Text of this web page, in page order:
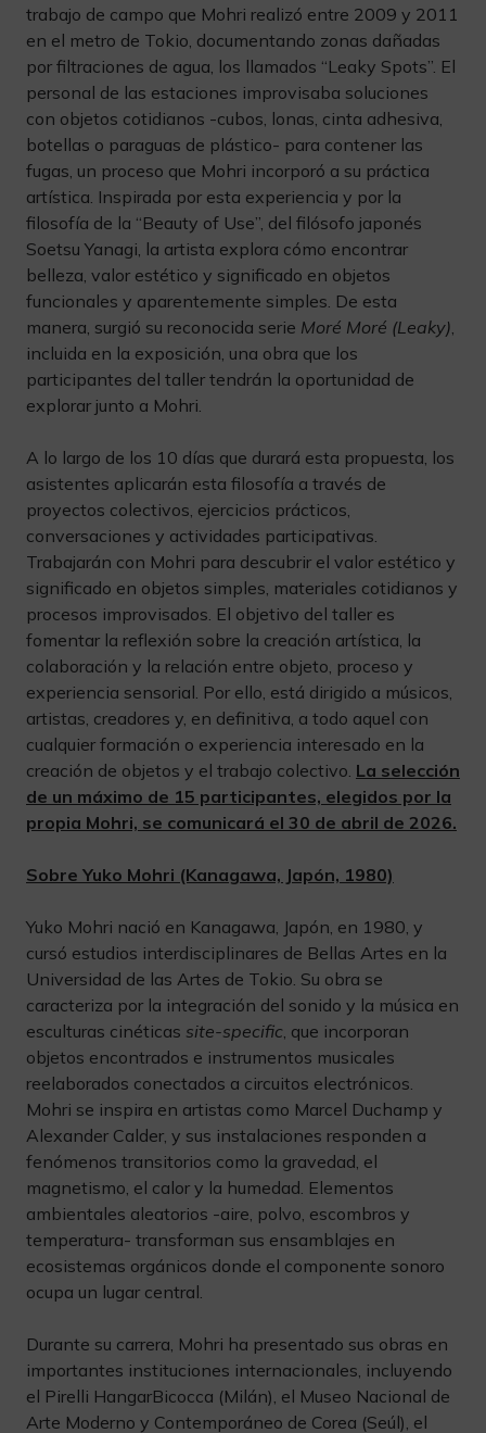
trabajo de campo que Mohri realizó entre 2009 y 2011
en el metro de Tokio, documentando zonas dañadas
por filtraciones de agua, los llamados “Leaky Spots”. El
personal de las estaciones improvisaba soluciones
con objetos cotidianos -cubos, lonas, cinta adhesiva,
botellas o paraguas de plástico- para contener las
fugas, un proceso que Mohri incorporó a su práctica
artística. Inspirada por esta experiencia y por la
filosofía de la “Beauty of Use”, del filósofo japonés
Soetsu Yanagi, la artista explora cómo encontrar
belleza, valor estético y significado en objetos
funcionales y aparentemente simples. De esta
manera, surgió su reconocida serie Moré Moré (Leaky),
incluida en la exposición, una obra que los
participantes del taller tendrán la oportunidad de
explorar junto a Mohri.
A lo largo de los 10 días que durará esta propuesta, los
asistentes aplicarán esta filosofía a través de
proyectos colectivos, ejercicios prácticos,
conversaciones y actividades participativas.
Trabajarán con Mohri para descubrir el valor estético y
significado en objetos simples, materiales cotidianos y
procesos improvisados. El objetivo del taller es
fomentar la reflexión sobre la creación artística, la
colaboración y la relación entre objeto, proceso y
experiencia sensorial. Por ello, está dirigido a músicos,
artistas, creadores y, en definitiva, a todo aquel con
cualquier formación o experiencia interesado en la
creación de objetos y el trabajo colectivo. La selección
de un máximo de 15 participantes, elegidos por la
propia Mohri, se comunicará el 30 de abril de 2026.
Sobre Yuko Mohri (Kanagawa, Japón, 1980)
Yuko Mohri nació en Kanagawa, Japón, en 1980, y
cursó estudios interdisciplinares de Bellas Artes en la
Universidad de las Artes de Tokio. Su obra se
caracteriza por la integración del sonido y la música en
esculturas cinéticas site-specific, que incorporan
objetos encontrados e instrumentos musicales
reelaborados conectados a circuitos electrónicos.
Mohri se inspira en artistas como Marcel Duchamp y
Alexander Calder, y sus instalaciones responden a
fenómenos transitorios como la gravedad, el
magnetismo, el calor y la humedad. Elementos
ambientales aleatorios -aire, polvo, escombros y
temperatura- transforman sus ensamblajes en
ecosistemas orgánicos donde el componente sonoro
ocupa un lugar central.
Durante su carrera, Mohri ha presentado sus obras en
importantes instituciones internacionales, incluyendo
el Pirelli HangarBicocca (Milán), el Museo Nacional de
Arte Moderno y Contemporáneo de Corea (Seúl), el